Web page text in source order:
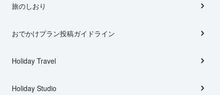
旅のしおり
おでかけプラン投稿ガイドライン
Holiday Travel
Holiday Studio